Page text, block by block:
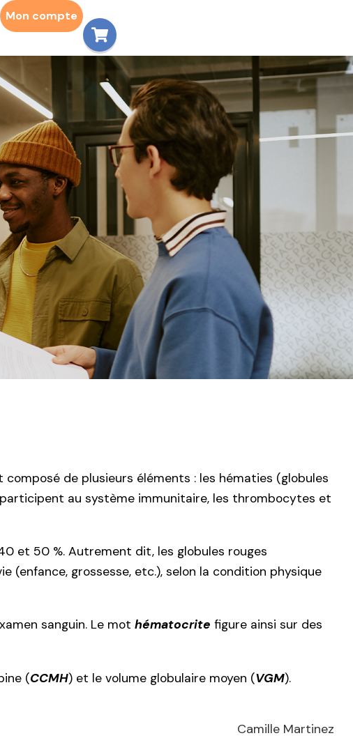
Mon compte
composé de plusieurs éléments : les hématies (globules
au système immunitaire, les thrombocytes et
et 50 %. Autrement dit, les globules rouges
(enfance, grossesse, etc.), selon la condition physique
sanguin. Le mot hématocrite figure ainsi sur des
(CCMH) et le volume globulaire moyen (VGM).
Camille Martinez